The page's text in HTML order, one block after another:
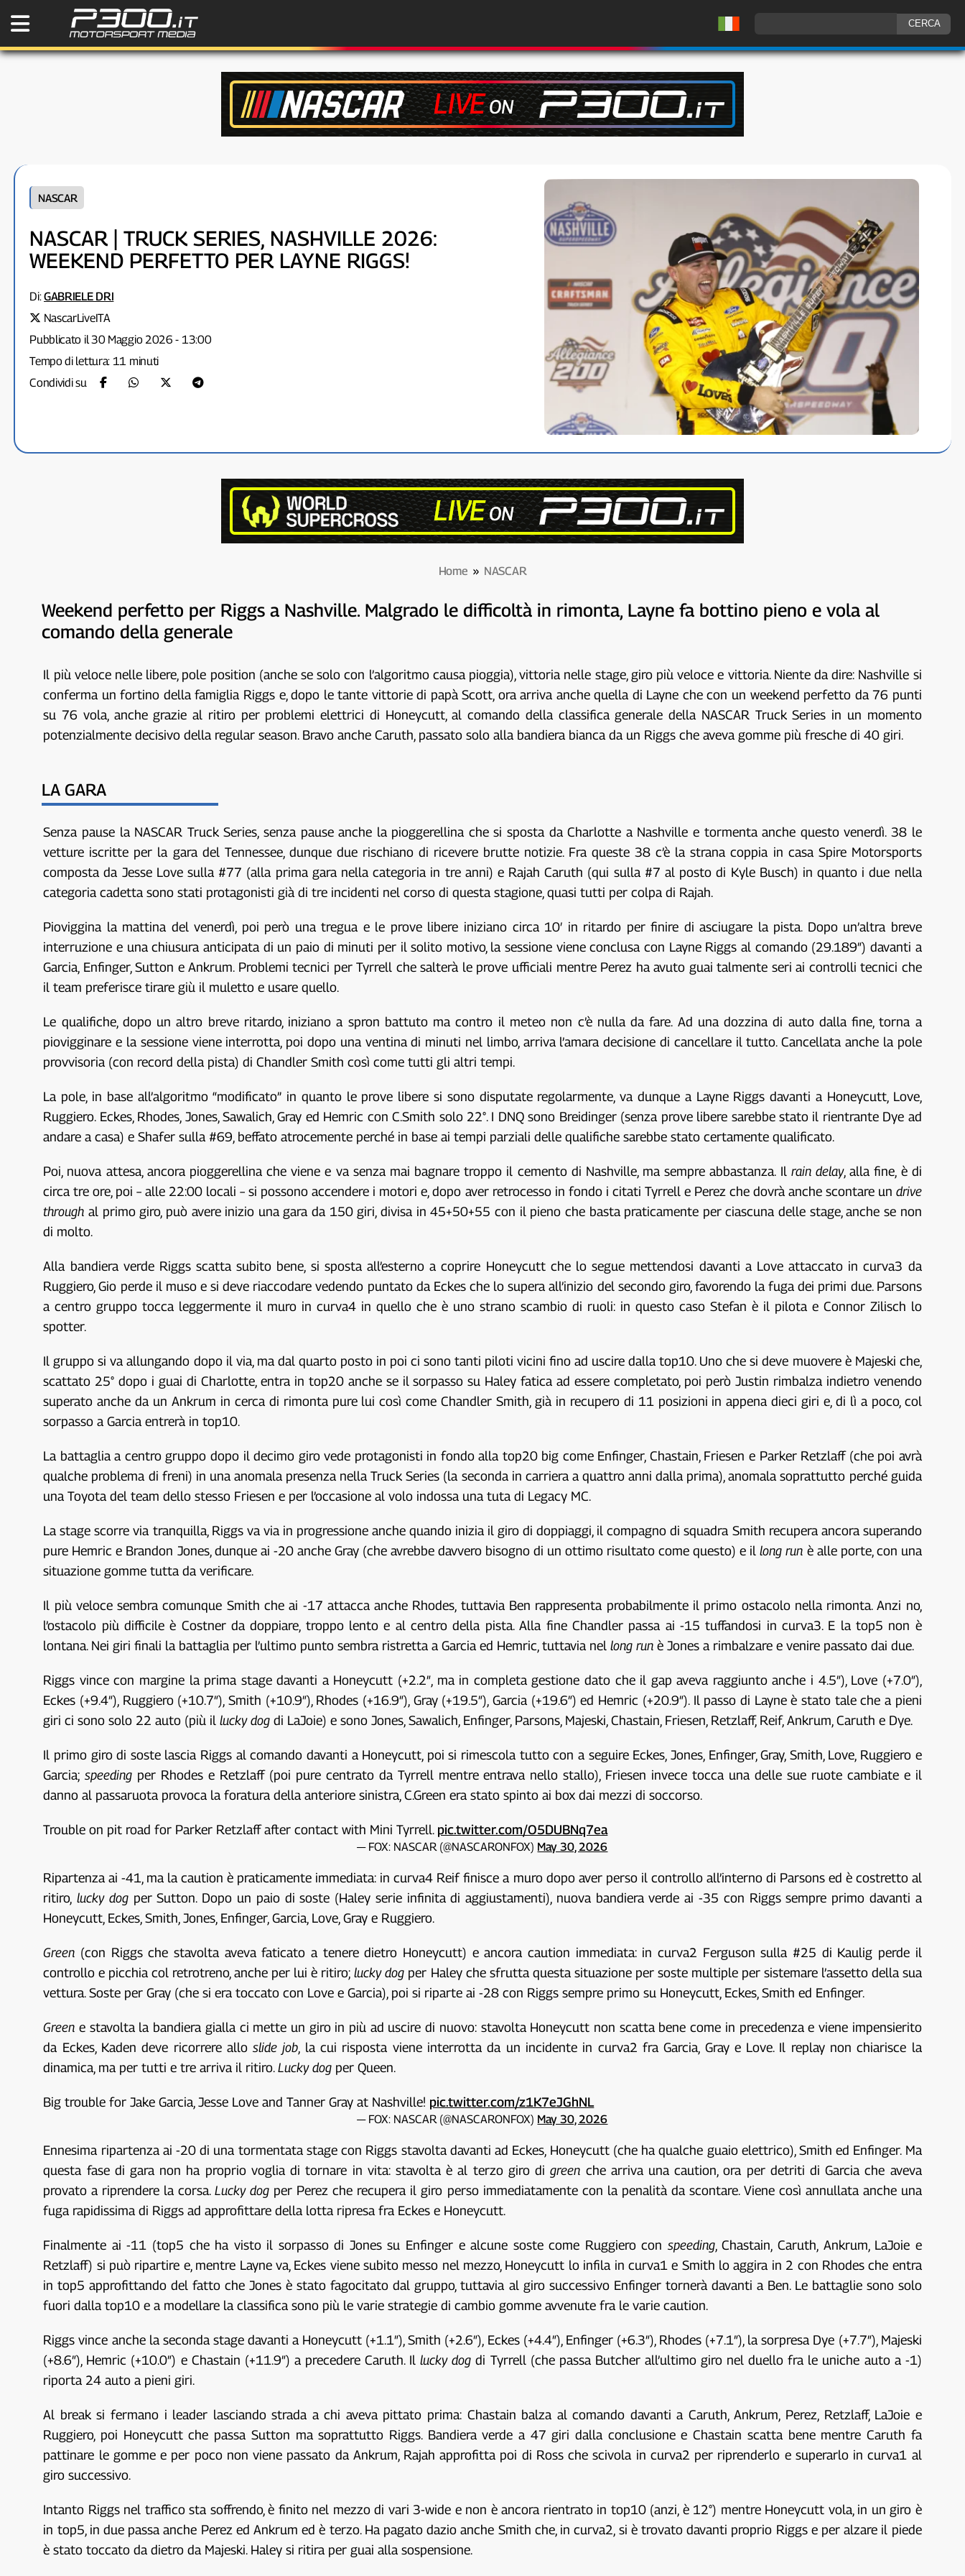
NASCAR
NASCAR | TRUCK SERIES, NASHVILLE 2026:
WEEKEND PERFETTO PER LAYNE RIGGS!
Di:GABRIELE DRI
NascarLiveITA
Pubblicato il 30 Maggio 2026 - 13:00
Tempo di lettura: 11 minuti
Condividi su
Home » NASCAR
Weekend perfetto per Riggs a Nashville. Malgrado le difficoltà in rimonta, Layne fa bottino pieno e vola al
comando della generale
Il più veloce nelle libere, pole position (anche se solo con l’algoritmo causa pioggia), vittoria nelle stage, giro più veloce e vittoria. Niente da dire: Nashville si
conferma un fortino della famiglia Riggs e, dopo le tante vittorie di papà Scott, ora arriva anche quella di Layne che con un weekend perfetto da 76 punti
su 76 vola, anche grazie al ritiro per problemi elettrici di Honeycutt, al comando della classifica generale della NASCAR Truck Series in un momento
potenzialmente decisivo della regular season. Bravo anche Caruth, passato solo alla bandiera bianca da un Riggs che aveva gomme più fresche di 40 giri.
LA GARA
Senza pause la NASCAR Truck Series, senza pause anche la pioggerellina che si sposta da Charlotte a Nashville e tormenta anche questo venerdì. 38 le
vetture iscritte per la gara del Tennessee, dunque due rischiano di ricevere brutte notizie. Fra queste 38 c’è la strana coppia in casa Spire Motorsports
composta da Jesse Love sulla #77 (alla prima gara nella categoria in tre anni) e Rajah Caruth (qui sulla #7 al posto di Kyle Busch) in quanto i due nella
categoria cadetta sono stati protagonisti già di tre incidenti nel corso di questa stagione, quasi tutti per colpa di Rajah.
Pioviggina la mattina del venerdì, poi però una tregua e le prove libere iniziano circa 10′ in ritardo per finire di asciugare la pista. Dopo un’altra breve
interruzione e una chiusura anticipata di un paio di minuti per il solito motivo, la sessione viene conclusa con Layne Riggs al comando (29.189″) davanti a
Garcia, Enfinger, Sutton e Ankrum. Problemi tecnici per Tyrrell che salterà le prove ufficiali mentre Perez ha avuto guai talmente seri ai controlli tecnici che
il team preferisce tirare giù il muletto e usare quello.
Le qualifiche, dopo un altro breve ritardo, iniziano a spron battuto ma contro il meteo non c’è nulla da fare. Ad una dozzina di auto dalla fine, torna a
piovigginare e la sessione viene interrotta, poi dopo una ventina di minuti nel limbo, arriva l’amara decisione di cancellare il tutto. Cancellata anche la pole
provvisoria (con record della pista) di Chandler Smith così come tutti gli altri tempi.
La pole, in base all’algoritmo “modificato” in quanto le prove libere si sono disputate regolarmente, va dunque a Layne Riggs davanti a Honeycutt, Love,
Ruggiero. Eckes, Rhodes, Jones, Sawalich, Gray ed Hemric con C.Smith solo 22°. I DNQ sono Breidinger (senza prove libere sarebbe stato il rientrante Dye ad
andare a casa) e Shafer sulla #69, beffato atrocemente perché in base ai tempi parziali delle qualifiche sarebbe stato certamente qualificato.
Poi, nuova attesa, ancora pioggerellina che viene e va senza mai bagnare troppo il cemento di Nashville, ma sempre abbastanza. Il rain delay, alla fine, è di
circa tre ore, poi – alle 22:00 locali – si possono accendere i motori e, dopo aver retrocesso in fondo i citati Tyrrell e Perez che dovrà anche scontare un drive
through al primo giro, può avere inizio una gara da 150 giri, divisa in 45+50+55 con il pieno che basta praticamente per ciascuna delle stage, anche se non
di molto.
Alla bandiera verde Riggs scatta subito bene, si sposta all’esterno a coprire Honeycutt che lo segue mettendosi davanti a Love attaccato in curva3 da
Ruggiero, Gio perde il muso e si deve riaccodare vedendo puntato da Eckes che lo supera all’inizio del secondo giro, favorendo la fuga dei primi due. Parsons
a centro gruppo tocca leggermente il muro in curva4 in quello che è uno strano scambio di ruoli: in questo caso Stefan è il pilota e Connor Zilisch lo
spotter.
Il gruppo si va allungando dopo il via, ma dal quarto posto in poi ci sono tanti piloti vicini fino ad uscire dalla top10. Uno che si deve muovere è Majeski che,
scattato 25° dopo i guai di Charlotte, entra in top20 anche se il sorpasso su Haley fatica ad essere completato, poi però Justin rimbalza indietro venendo
superato anche da un Ankrum in cerca di rimonta pure lui così come Chandler Smith, già in recupero di 11 posizioni in appena dieci giri e, di lì a poco, col
sorpasso a Garcia entrerà in top10.
La battaglia a centro gruppo dopo il decimo giro vede protagonisti in fondo alla top20 big come Enfinger, Chastain, Friesen e Parker Retzlaff (che poi avrà
qualche problema di freni) in una anomala presenza nella Truck Series (la seconda in carriera a quattro anni dalla prima), anomala soprattutto perché guida
una Toyota del team dello stesso Friesen e per l’occasione al volo indossa una tuta di Legacy MC.
La stage scorre via tranquilla, Riggs va via in progressione anche quando inizia il giro di doppiaggi, il compagno di squadra Smith recupera ancora superando
pure Hemric e Brandon Jones, dunque ai -20 anche Gray (che avrebbe davvero bisogno di un ottimo risultato come questo) e illong run è alle porte, con una
situazione gomme tutta da verificare.
Il più veloce sembra comunque Smith che ai -17 attacca anche Rhodes, tuttavia Ben rappresenta probabilmente il primo ostacolo nella rimonta. Anzi no,
l’ostacolo più difficile è Costner da doppiare, troppo lento e al centro della pista. Alla fine Chandler passa ai -15 tuffandosi in curva3. E la top5 non è
lontana. Nei giri finali la battaglia per l’ultimo punto sembra ristretta a Garcia ed Hemric, tuttavia nellong run è Jones a rimbalzare e venire passato dai due.
Riggs vince con margine la prima stage davanti a Honeycutt (+2.2″, ma in completa gestione dato che il gap aveva raggiunto anche i 4.5″), Love (+7.0″),
Eckes (+9.4″), Ruggiero (+10.7″), Smith (+10.9″), Rhodes (+16.9″), Gray (+19.5″), Garcia (+19.6″) ed Hemric (+20.9″). Il passo di Layne è stato tale che a pieni
giri ci sono solo 22 auto (più il lucky dog di LaJoie) e sono Jones, Sawalich, Enfinger, Parsons, Majeski, Chastain, Friesen, Retzlaff, Reif, Ankrum, Caruth e Dye.
Il primo giro di soste lascia Riggs al comando davanti a Honeycutt, poi si rimescola tutto con a seguire Eckes, Jones, Enfinger, Gray, Smith, Love, Ruggiero e
Garcia;speeding per Rhodes e Retzlaff (poi pure centrato da Tyrrell mentre entrava nello stallo), Friesen invece tocca una delle sue ruote cambiate e il
danno al passaruota provoca la foratura della anteriore sinistra, C.Green era stato spinto ai box dai mezzi di soccorso.
Trouble on pit road for Parker Retzlaff after contact with Mini Tyrrell. pic.twitter.com/O5DUBNq7ea
— FOX: NASCAR (@NASCARONFOX) May 30, 2026
Ripartenza ai -41, ma la caution è praticamente immediata: in curva4 Reif finisce a muro dopo aver perso il controllo all’interno di Parsons ed è costretto al
ritiro, lucky dogper Sutton. Dopo un paio di soste (Haley serie infinita di aggiustamenti), nuova bandiera verde ai -35 con Riggs sempre primo davanti a
Honeycutt, Eckes, Smith, Jones, Enfinger, Garcia, Love, Gray e Ruggiero.
Green (con Riggs che stavolta aveva faticato a tenere dietro Honeycutt) e ancora caution immediata: in curva2 Ferguson sulla #25 di Kaulig perde il
controllo e picchia col retrotreno, anche per lui è ritiro;lucky dog per Haley che sfrutta questa situazione per soste multiple per sistemare l’assetto della sua
vettura. Soste per Gray (che si era toccato con Love e Garcia), poi si riparte ai -28 con Riggs sempre primo su Honeycutt, Eckes, Smith ed Enfinger.
Green e stavolta la bandiera gialla ci mette un giro in più ad uscire di nuovo: stavolta Honeycutt non scatta bene come in precedenza e viene impensierito
da Eckes, Kaden deve ricorrere alloslide job , la cui risposta viene interrotta da un incidente in curva2 fra Garcia, Gray e Love. Il replay non chiarisce la
dinamica, ma per tutti e tre arriva il ritiro.Lucky dog per Queen.
Big trouble for Jake Garcia, Jesse Love and Tanner Gray at Nashville! pic.twitter.com/z1K7eJGhNL
— FOX: NASCAR (@NASCARONFOX) May 30, 2026
Ennesima ripartenza ai -20 di una tormentata stage con Riggs stavolta davanti ad Eckes, Honeycutt (che ha qualche guaio elettrico), Smith ed Enfinger. Ma
questa fase di gara non ha proprio voglia di tornare in vita: stavolta è al terzo giro digreen che arriva una caution, ora per detriti di Garcia che aveva
provato a riprendere la corsa.Lucky dog per Perez che recupera il giro perso immediatamente con la penalità da scontare. Viene così annullata anche una
fuga rapidissima di Riggs ad approfittare della lotta ripresa fra Eckes e Honeycutt.
Finalmente ai -11 (top5 che ha visto il sorpasso di Jones su Enfinger e alcune soste come Ruggiero con speeding, Chastain, Caruth, Ankrum, LaJoie e
Retzlaff) si può ripartire e, mentre Layne va, Eckes viene subito messo nel mezzo, Honeycutt lo infila in curva1 e Smith lo aggira in 2 con Rhodes che entra
in top5 approfittando del fatto che Jones è stato fagocitato dal gruppo, tuttavia al giro successivo Enfinger tornerà davanti a Ben. Le battaglie sono solo
fuori dalla top10 e a modellare la classifica sono più le varie strategie di cambio gomme avvenute fra le varie caution.
Riggs vince anche la seconda stage davanti a Honeycutt (+1.1″), Smith (+2.6″), Eckes (+4.4″), Enfinger (+6.3″), Rhodes (+7.1″), la sorpresa Dye (+7.7″), Majeski
(+8.6″), Hemric (+10.0″) e Chastain (+11.9″) a precedere Caruth. Illucky dog di Tyrrell (che passa Butcher all’ultimo giro nel duello fra le uniche auto a -1)
riporta 24 auto a pieni giri.
Al break si fermano i leader lasciando strada a chi aveva pittato prima: Chastain balza al comando davanti a Caruth, Ankrum, Perez, Retzlaff, LaJoie e
Ruggiero, poi Honeycutt che passa Sutton ma soprattutto Riggs. Bandiera verde a 47 giri dalla conclusione e Chastain scatta bene mentre Caruth fa
pattinare le gomme e per poco non viene passato da Ankrum, Rajah approfitta poi di Ross che scivola in curva2 per riprenderlo e superarlo in curva1 al
giro successivo.
Intanto Riggs nel traffico sta soffrendo, è finito nel mezzo di vari 3-wide e non è ancora rientrato in top10 (anzi, è 12°) mentre Honeycutt vola, in un giro è
in top5, in due passa anche Perez ed Ankrum ed è terzo. Ha pagato dazio anche Smith che, in curva2, si è trovato davanti proprio Riggs e per alzare il piede
è stato toccato da dietro da Majeski. Haley si ritira per guai alla sospensione.